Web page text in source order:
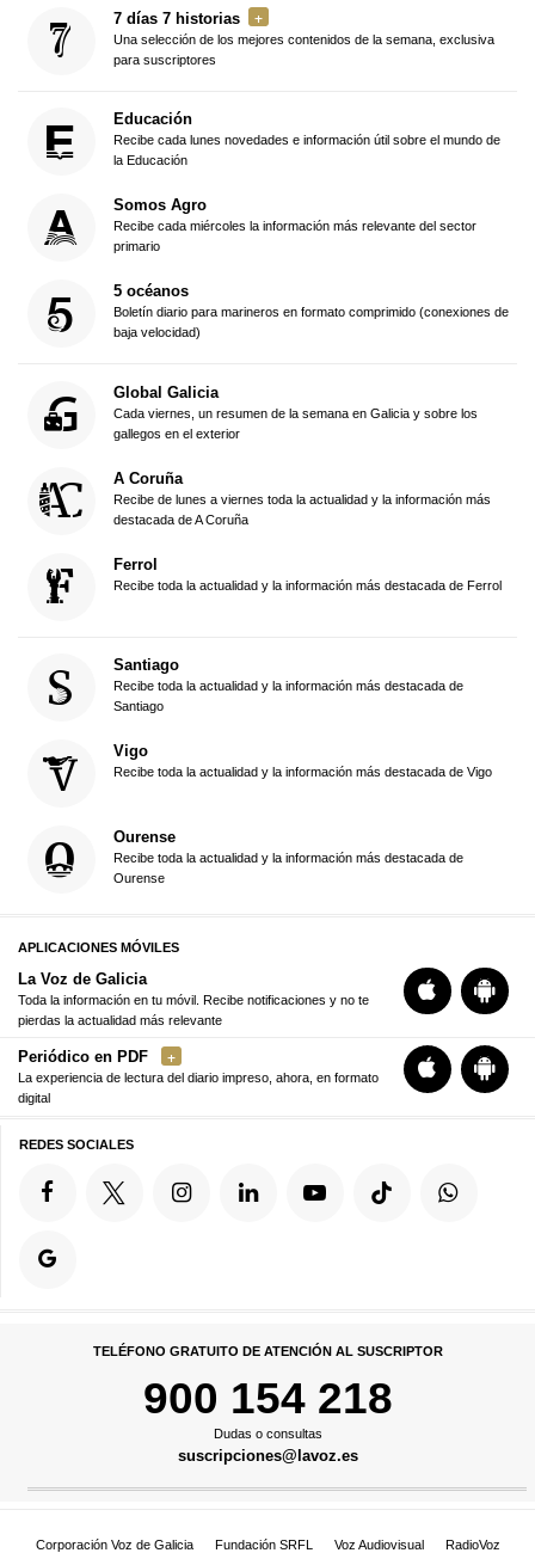
7 días 7 historias
Una selección de los mejores contenidos de la semana, exclusiva
para suscriptores
Educación
Recibe cada lunes novedades e información útil sobre el mundo de
la Educación
Somos Agro
Recibe cada miércoles la información más relevante del sector
primario
5 océanos
Boletín diario para marineros en formato comprimido (conexiones de
baja velocidad)
Global Galicia
Cada viernes, un resumen de la semana en Galicia y sobre los
gallegos en el exterior
A Coruña
Recibe de lunes a viernes toda la actualidad y la información más
destacada de A Coruña
Ferrol
Recibe toda la actualidad y la información más destacada de Ferrol
Santiago
Recibe toda la actualidad y la información más destacada de
Santiago
Vigo
Recibe toda la actualidad y la información más destacada de Vigo
Ourense
Recibe toda la actualidad y la información más destacada de
Ourense
APLICACIONES MÓVILES
La Voz de Galicia
Toda la información en tu móvil. Recibe notificaciones y no te
pierdas la actualidad más relevante
Periódico en PDF
La experiencia de lectura del diario impreso, ahora, en formato
digital
REDES SOCIALES
TELÉFONO GRATUITO DE ATENCIÓN AL SUSCRIPTOR
900 154 218
Dudas o consultas
suscripciones@lavoz.es
Corporación Voz de Galicia Fundación SRFL Voz Audiovisual RadioVoz